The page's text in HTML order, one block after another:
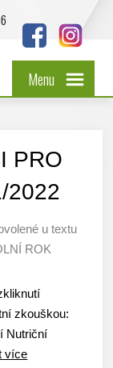
Menu
PRO
2022
u textu
ROK
zkouškou:
Nutriční
více